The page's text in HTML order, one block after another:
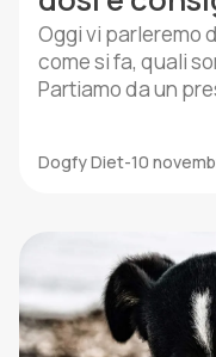
Oggi vi parleremo
come si fa, quali
Partiamo da un
convinti che
Dogfy Diet-10